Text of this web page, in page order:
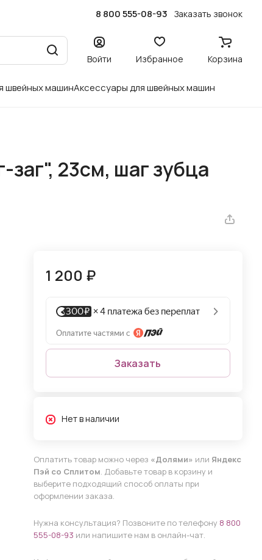
8 800 555-08-93 Заказать звонок
Войти Избранное Корзина
швейных машинАксессуары для швейных машин
23см, шаг зубца
1 200 ₽
Заказать
Нет в наличии
Оплатить товар можно через «Долями» или Яндекс
Пэй со Сплитом. Добавьте товар в корзину и
выберите подходящий способ оплаты при
оформлении заказа.
Нужна консультация? Позвоните по телефону 8 800
555-08-93 или напишите нам в онлайн-чат.